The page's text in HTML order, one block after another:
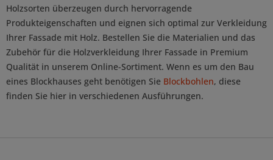
Holzsorten überzeugen durch hervorragende
Produkteigenschaften und eignen sich optimal zur Verkleidung
Ihrer Fassade mit Holz. Bestellen Sie die Materialien und das
Zubehör für die Holzverkleidung Ihrer Fassade in Premium
Qualität in unserem Online-Sortiment. Wenn es um den Bau
eines Blockhauses geht benötigen Sie Blockbohlen, diese
finden Sie hier in verschiedenen Ausführungen.